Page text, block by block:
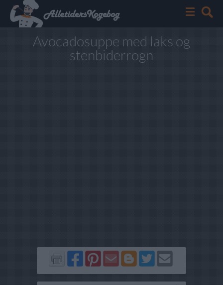
Avocadosuppe med laks og
stenbiderrogn
Del
på
Facebook
Del
på
Pinterest
Send
via
GMail
Del
på
Blogger
Del
på
Twitter
Send